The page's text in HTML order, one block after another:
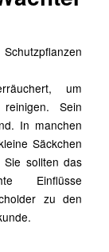
um
Sein
In manchen
Säckchen
sollten das
Einflüsse
zu den